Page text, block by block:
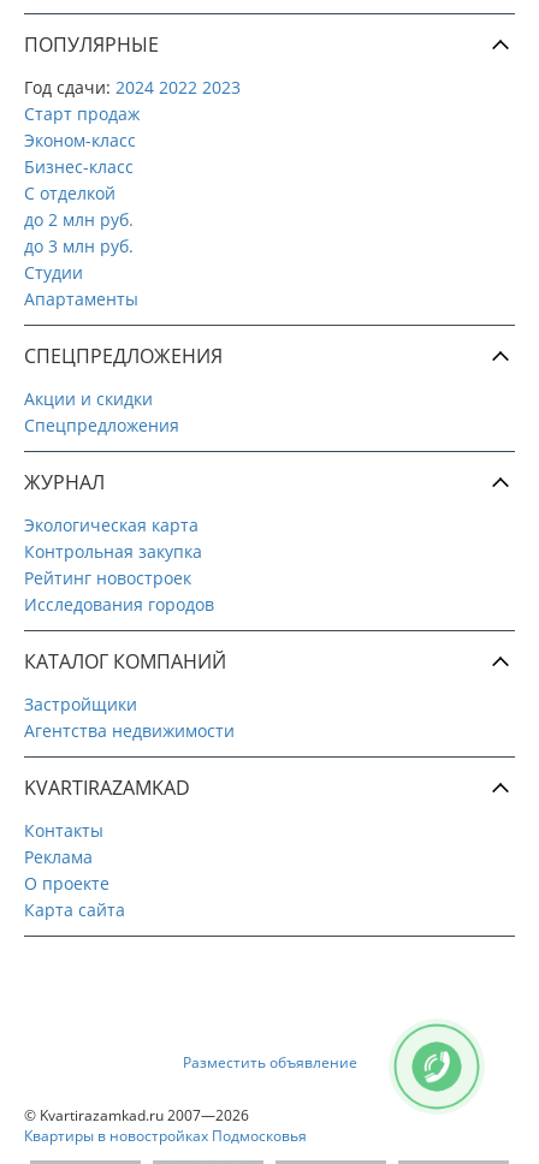
ПОПУЛЯРНЫЕ
Год сдачи: 2024 2022 2023
Старт продаж
Эконом-класс
Бизнес-класс
С отделкой
до 2 млн руб.
до 3 млн руб.
Студии
Апартаменты
СПЕЦПРЕДЛОЖЕНИЯ
Акции и скидки
Спецпредложения
ЖУРНАЛ
Экологическая карта
Контрольная закупка
Рейтинг новостроек
Исследования городов
КАТАЛОГ КОМПАНИЙ
Застройщики
Агентства недвижимости
KVARTIRAZAMKAD
Контакты
Реклама
О проекте
Карта сайта
Разместить объявление
© Kvartirazamkad.ru 2007—2026
Квартиры в новостройках Подмосковья